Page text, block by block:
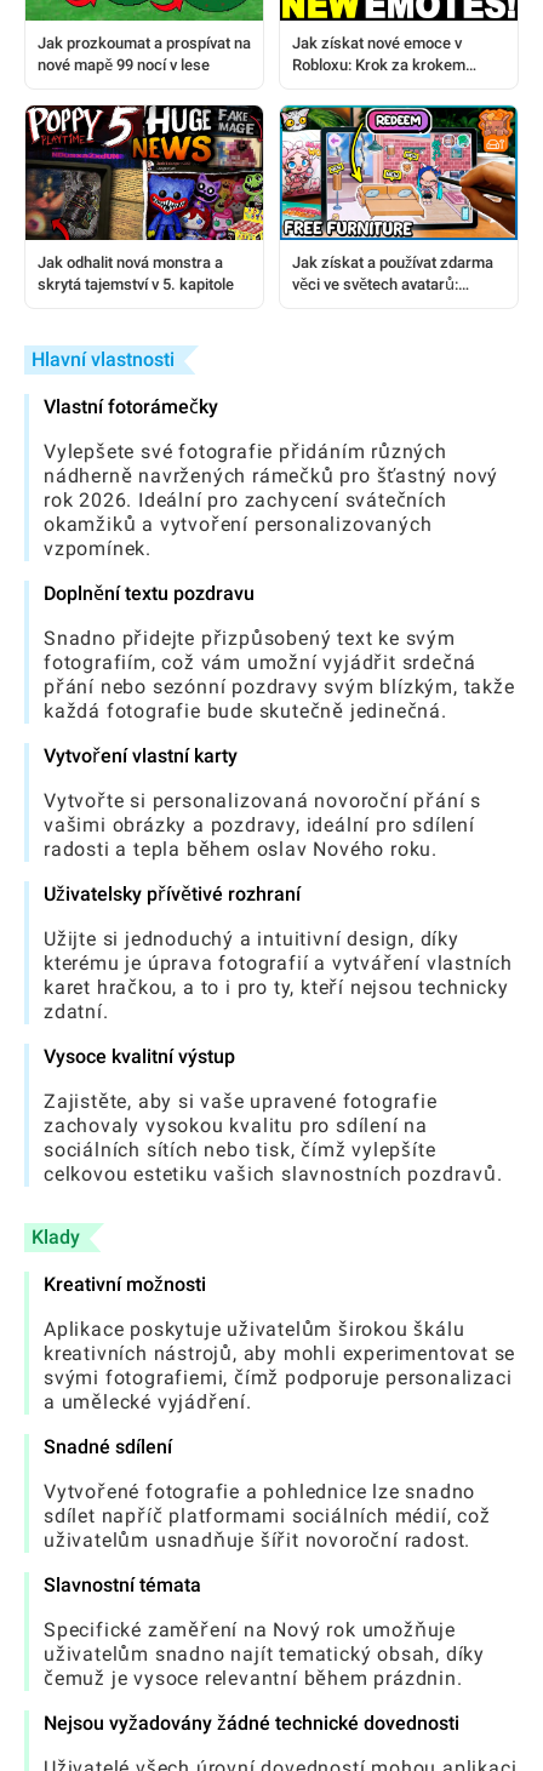
Jak prozkoumat a prospívat na
nové mapě 99 nocí v lese
Jak získat nové emoce v
Robloxu: Krok za krokem
Jak odhalit nová monstra a
skrytá tajemství v 5. kapitole
Jak získat a používat zdarma
věci ve světech avatarů:
Hlavní vlastnosti
Vlastní fotorámečky
Vylepšete své fotografie přidáním různých
nádherně navržených rámečků pro šťastný nový
rok 2026. Ideální pro zachycení svátečních
okamžiků a vytvoření personalizovaných
vzpomínek.
Doplnění textu pozdravu
Snadno přidejte přizpůsobený text ke svým
fotografiím, což vám umožní vyjádřit srdečná
přání nebo sezónní pozdravy svým blízkým, takže
každá fotografie bude skutečně jedinečná.
Vytvoření vlastní karty
Vytvořte si personalizovaná novoroční přání s
vašimi obrázky a pozdravy, ideální pro sdílení
radosti a tepla během oslav Nového roku.
Uživatelsky přívětivé rozhraní
Užijte si jednoduchý a intuitivní design, díky
kterému je úprava fotografií a vytváření vlastních
karet hračkou, a to i pro ty, kteří nejsou technicky
zdatní.
Vysoce kvalitní výstup
Zajistěte, aby si vaše upravené fotografie
zachovaly vysokou kvalitu pro sdílení na
sociálních sítích nebo tisk, čímž vylepšíte
celkovou estetiku vašich slavnostních pozdravů.
Klady
Kreativní možnosti
Aplikace poskytuje uživatelům širokou škálu
kreativních nástrojů, aby mohli experimentovat se
svými fotografiemi, čímž podporuje personalizaci
a umělecké vyjádření.
Snadné sdílení
Vytvořené fotografie a pohlednice lze snadno
sdílet napříč platformami sociálních médií, což
uživatelům usnadňuje šířit novoroční radost.
Slavnostní témata
Specifické zaměření na Nový rok umožňuje
uživatelům snadno najít tematický obsah, díky
čemuž je vysoce relevantní během prázdnin.
Nejsou vyžadovány žádné technické dovednosti